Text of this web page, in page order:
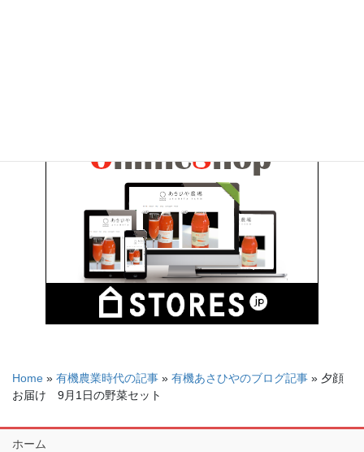
Home » 有機農業時代の記事 » 有機あさひやのブログ記事 » 夕顔
お届け 9月1日の野菜セット
ホーム